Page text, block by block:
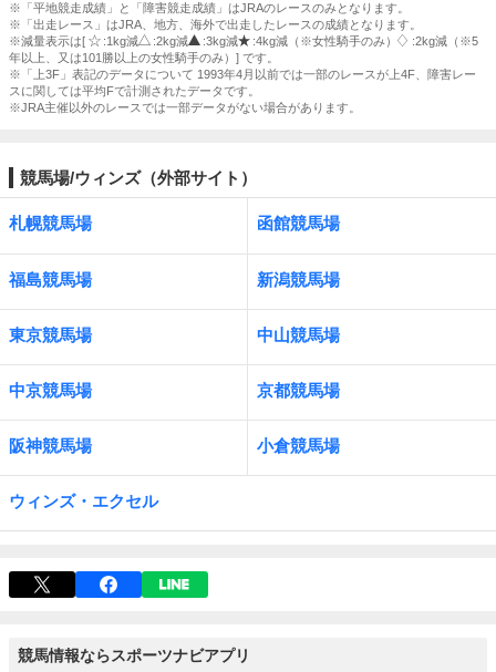
※「平地競走成績」と「障害競走成績」はJRAのレースのみとなります。
※「出走レース」はJRA、地方、海外で出走したレースの成績となります。
※減量表示は[
:1kg減 :2kg減 :3kg減 :4kg減（※女性騎手のみ）
:2kg減（※5
年以上、又は101勝以上の女性騎手のみ）] です。
※「上3F」表記のデータについて 1993年4月以前では一部のレースが上4F、障害レー
スに関しては平均Fで計測されたデータです。
※JRA主催以外のレースでは一部データがない場合があります。
競馬場/ウィンズ（外部サイト）
札幌競馬場 函館競馬場
福島競馬場 新潟競馬場
東京競馬場 中山競馬場
中京競馬場 京都競馬場
阪神競馬場 小倉競馬場
ウィンズ・エクセル
競馬情報ならスポーツナビアプリ